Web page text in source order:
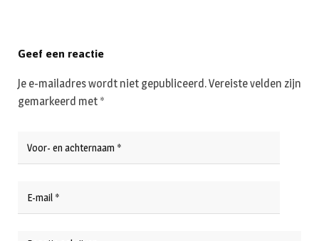
Geef een reactie
Je e-mailadres wordt niet gepubliceerd.Vereiste velden zijn
gemarkeerd met *